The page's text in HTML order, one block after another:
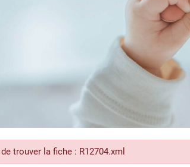
trouver la fiche : R12704.xml